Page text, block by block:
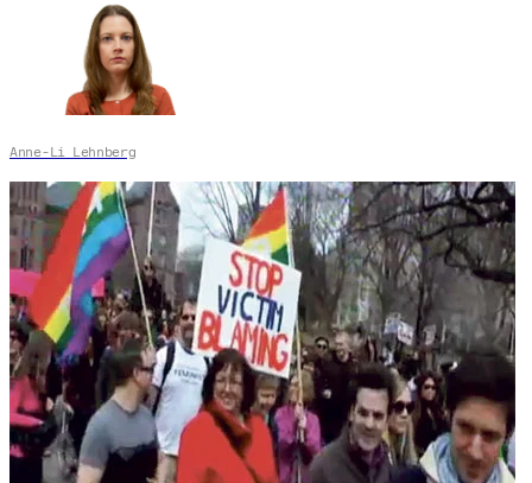
Anne-Li Lehnberg